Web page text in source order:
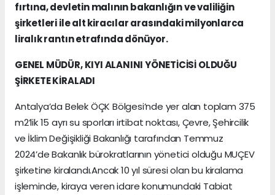
fırtına, devletin malının bakanlığın ve valiliğin
şirketleri ile alt kiracılar arasındaki milyonlarca
liralık rantın etrafında dönüyor.
GENEL MÜDÜR, KIYI ALANINI YÖNETİCİSİ OLDUĞU
ŞİRKETE KİRALADI
Antalya’da Belek ÖÇK Bölgesi’nde yer alan toplam 375
m2’lik 15 ayrı su sporları irtibat noktası, Çevre, Şehircilik
ve İklim Değişikliği Bakanlığı tarafından Temmuz
2024’de Bakanlık bürokratlarının yönetici olduğu MUÇEV
şirketine kiralandı.Ancak 10 yıl süresi olan bu kiralama
işleminde, kiraya veren idare konumundaki Tabiat